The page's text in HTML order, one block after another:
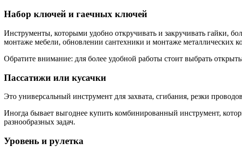
Набор ключей и гаечных ключей
Инструменты, которыми удобно откручивать и закручивать гайки,
монтаже мебели, обновлении сантехники и монтаже металлических
Обратите внимание: для более удобной работы стоит выбрать
Пассатижи или кусачки
Это универсальный инструмент для захвата, сгибания, резки
Иногда бывает выгоднее купить комбинированный инструмент,
разнообразных задач.
Уровень и рулетка